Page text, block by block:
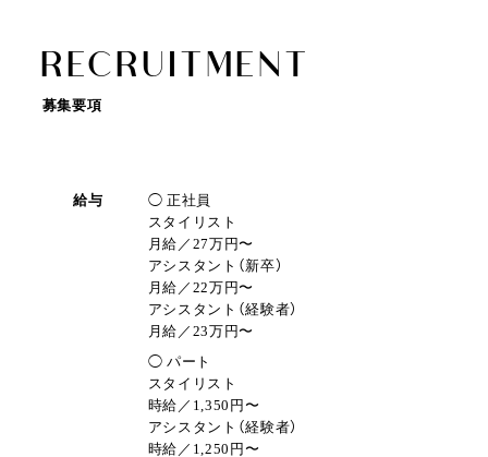
RECRUITMENT
募集要項
給与
◯ 正社員
スタイリスト
月給／27万円〜
アシスタント（新卒）
月給／22万円〜
アシスタント（経験者）
月給／23万円〜
◯ パート
スタイリスト
時給／1,350円〜
アシスタント（経験者）
時給／1,250円〜